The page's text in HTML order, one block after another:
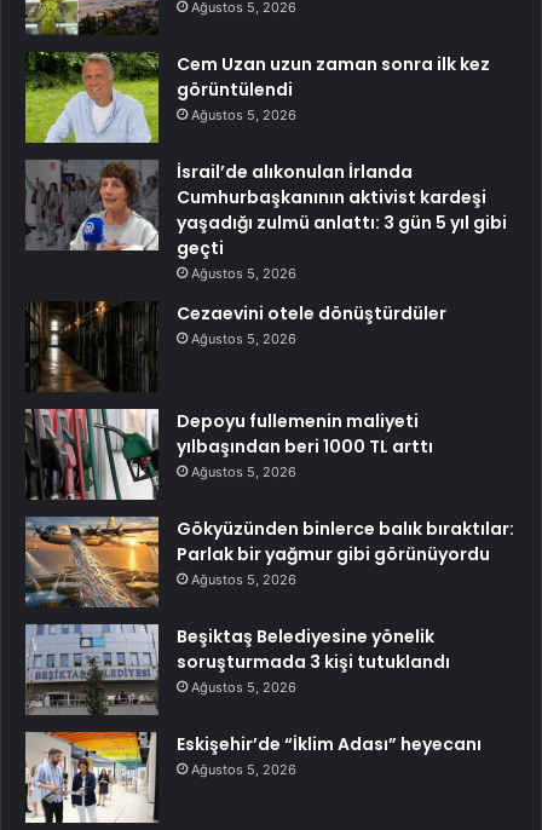
Ağustos 5, 2026
Cem Uzan uzun zaman sonra ilk kez
görüntülendi
Ağustos 5, 2026
İsrail’de alıkonulan İrlanda
Cumhurbaşkanının aktivist kardeşi
yaşadığı zulmü anlattı: 3 gün 5 yıl gibi
geçti
Ağustos 5, 2026
Cezaevini otele dönüştürdüler
Ağustos 5, 2026
Depoyu fullemenin maliyeti
yılbaşından beri 1000 TL arttı
Ağustos 5, 2026
Gökyüzünden binlerce balık bıraktılar:
Parlak bir yağmur gibi görünüyordu
Ağustos 5, 2026
Beşiktaş Belediyesine yönelik
soruşturmada 3 kişi tutuklandı
Ağustos 5, 2026
Eskişehir’de “İklim Adası” heyecanı
Ağustos 5, 2026